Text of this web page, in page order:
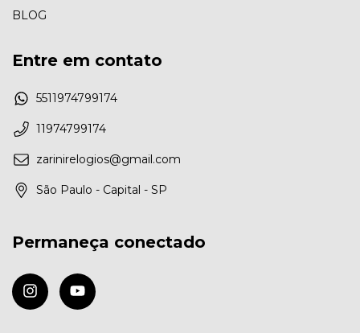
BLOG
Entre em contato
5511974799174
11974799174
zarinirelogios@gmail.com
São Paulo - Capital - SP
Permaneça conectado